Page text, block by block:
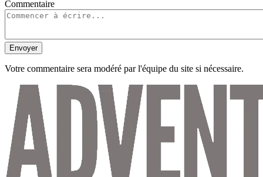
Commentaire
Envoyer
Votre commentaire sera modéré par l'équipe du site si nécessaire.